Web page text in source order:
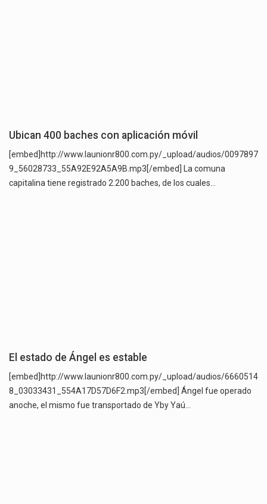
Ubican 400 baches con aplicación móvil
[embed]http://www.launionr800.com.py/_upload/audios/0097897
9_56028733_55A92E92A5A9B.mp3[/embed] La comuna
capitalina tiene registrado 2.200 baches, de los cuales…
El estado de Ángel es estable
[embed]http://www.launionr800.com.py/_upload/audios/6660514
8_03033431_554A17D57D6F2.mp3[/embed] Ángel fue operado
anoche, el mismo fue transportado de Yby Yaú…